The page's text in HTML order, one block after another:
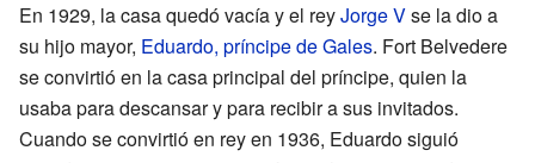
En 1929, la casa quedó vacía y el reyJorge Vse la dio a
su hijo mayor, Eduardo, príncipe de Gales. Fort Belvedere
se convirtió en la casa principal del príncipe, quien la
usaba para descansar y para recibir a sus invitados.
Cuando se convirtió en rey en 1936, Eduardo siguió